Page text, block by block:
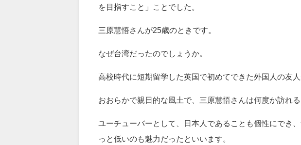
を目指すこと」ことでした。
三原慧悟さんが25歳のときです。
なぜ台湾だったのでしょうか。
高校時代に短期留学した英国で初めてできた外国人の友人
おおらかで親日的な風土で、三原慧悟さんは何度か訪れ
ユーチューバーとして、日本人であることも個性にでき
っと低いのも魅力だったといいます。